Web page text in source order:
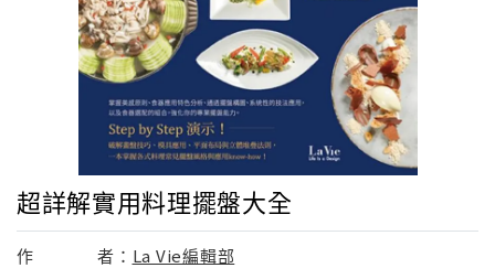
超詳解實用料理擺盤大全
作 者： La Vie編輯部